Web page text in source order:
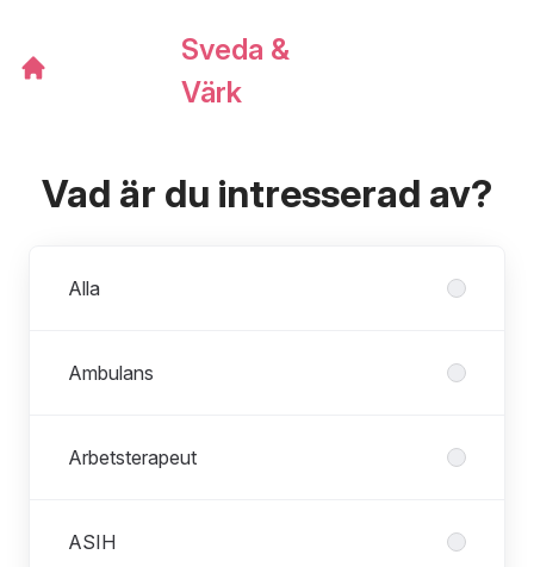
Sveda &
Värk
Vad är du intresserad av?
Alla
Ambulans
Arbetsterapeut
ASIH